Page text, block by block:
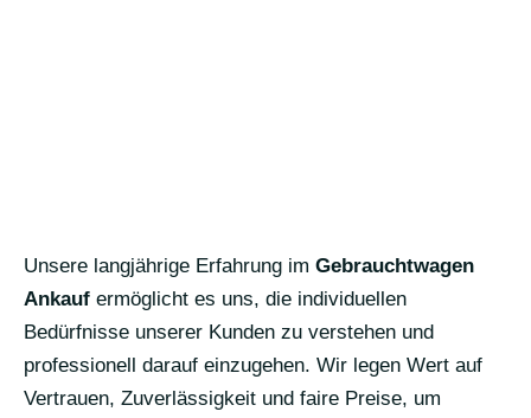
Unsere langjährige Erfahrung im Gebrauchtwagen
Ankauf ermöglicht es uns, die individuellen
Bedürfnisse unserer Kunden zu verstehen und
professionell darauf einzugehen. Wir legen Wert auf
Vertrauen, Zuverlässigkeit und faire Preise, um